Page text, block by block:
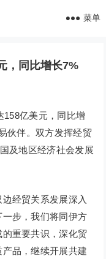
菜单
，同比增长7%
158亿美元，同比增
伙伴。双方发挥经贸
及地区经济社会发展
经贸关系发展深入
步，我们将同伊方
重要共识，深化贸
品，继续开展共建